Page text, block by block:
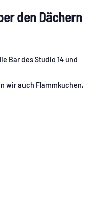
den Dächern
Bar des Studio 14 und
wir auch Flammkuchen,